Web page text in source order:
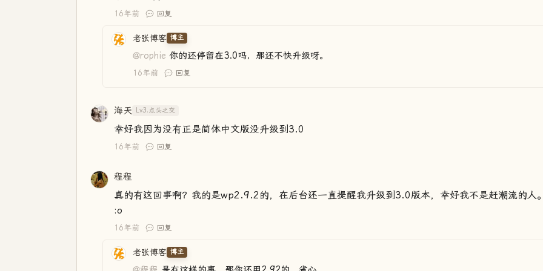
16年前 回复
老张博客 博主
@rophie 你的还停留在3.0吗，那还不快升级呀。
16年前 回复
海天 Lv3.点头之交
幸好我因为没有正是简体中文版没升级到3.0
16年前 回复
程程
真的有这回事啊？我的是wp2.9.2的，在后台还一直提醒我升级到3.0版本，幸好我不是赶潮流的人
:o
16年前 回复
老张博客 博主